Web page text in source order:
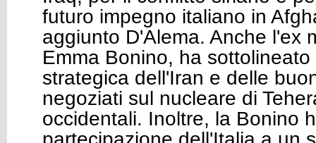
futuro impegno italiano in
aggiunto D'Alema. Anche l'ex
Emma Bonino, ha
strategica dell'Iran e delle
negoziati sul nucleare di
occidentali. Inoltre, la Bonino